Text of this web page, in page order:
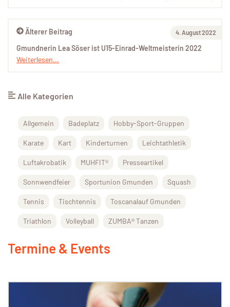
Älterer Beitrag 4. August 2022
Gmundnerin Lea Söser ist U15-Einrad-Weltmeisterin 2022
Weiterlesen...
Alle Kategorien
Allgemein Badeplatz Hobby-Sport-Gruppen
Karate Kart Kinderturnen Leichtathletik
Luftakrobatik MUHFIT® Presseartikel
Sonnwendfeier Sportunion Gmunden Squash
Tennis Tischtennis Toscanalauf Gmunden
Triathlon Volleyball ZUMBA® Tanzen
Termine & Events